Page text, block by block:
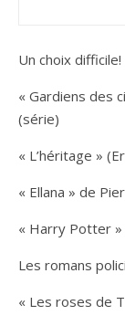
Un choix
« Gardiens des
(série)
« L’héritage »
« Ellana » de
« Harry Potter »
Les romans
« Les roses de